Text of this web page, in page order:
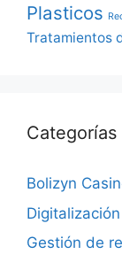
Plasticos
Tratamientos
Categorías
Bolizyn
Gestión de